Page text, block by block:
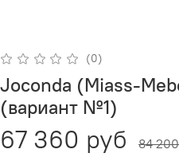
(0)
Joconda (Miass-
(вариант №1)
67 360 руб
84